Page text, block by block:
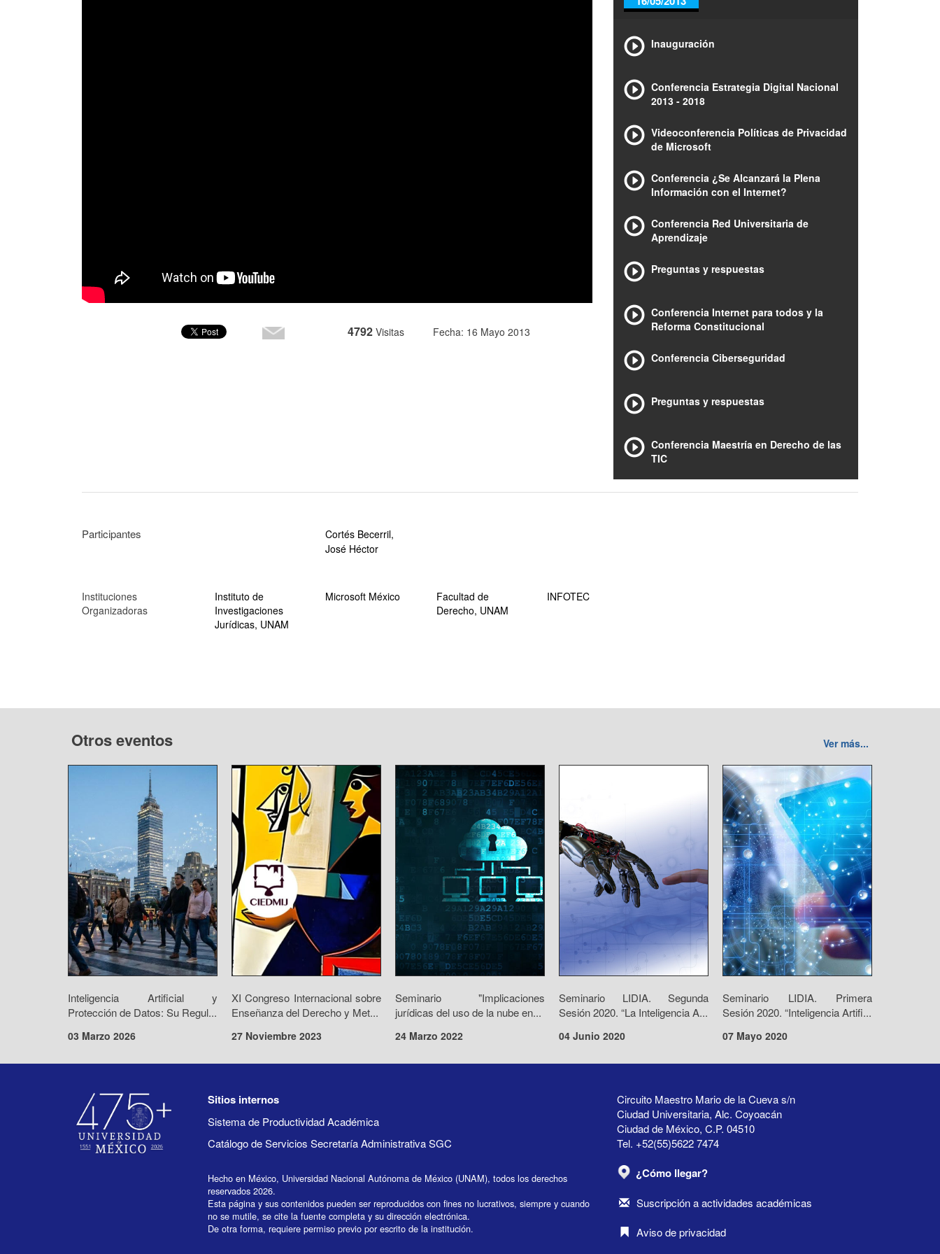
4792 Visitas Fecha: 16 Mayo 2013
Inauguración
Conferencia Estrategia Digital Nacional
2013 - 2018
Videoconferencia Políticas de Privacidad
de Microsoft
Conferencia ¿Se Alcanzará la Plena
Información con el Internet?
Conferencia Red Universitaria de
Aprendizaje
Preguntas y respuestas
Conferencia Internet para todos y la
Reforma Constitucional
Conferencia Ciberseguridad
Preguntas y respuestas
Conferencia Maestría en Derecho de las
TIC
Participantes
Cortés Becerril,
José Héctor
Instituciones
Organizadoras
Instituto de
Investigaciones
Jurídicas, UNAM
Microsoft México
Facultad de
Derecho, UNAM
INFOTEC
Otros eventos Ver más...
Inteligencia Artificial y
Protección de Datos: Su Regul...
03 Marzo 2026
XI Congreso Internacional sobre
Enseñanza del Derecho y Met...
27 Noviembre 2023
Seminario "Implicaciones
jurídicas del uso de la nube en...
24 Marzo 2022
Seminario LIDIA. Segunda
Sesión 2020. “La Inteligencia A...
04 Junio 2020
Seminario LIDIA. Primera
Sesión 2020. “Inteligencia Artifi...
07 Mayo 2020
Circuito Maestro Mario de la Cueva s/n
Ciudad Universitaria, Alc. Coyoacán
Ciudad de México, C.P. 04510
Tel. +52(55)5622 7474
¿Cómo llegar?
Suscripción a actividades académicas
Aviso de privacidad
Sitios internos
Sistema de Productividad Académica
Catálogo de Servicios Secretaría Administrativa SGC
Hecho en México, Universidad Nacional Autónoma de México (UNAM), todos los derechos
reservados 2026.
Esta página y sus contenidos pueden ser reproducidos con fines no lucrativos, siempre y cuando
no se mutile, se cite la fuente completa y su dirección electrónica.
De otra forma, requiere permiso previo por escrito de la institución.